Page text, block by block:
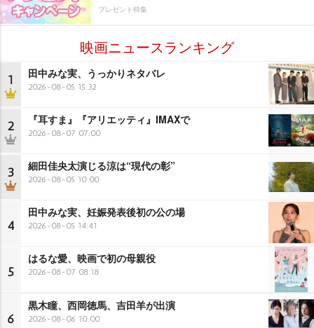
プレゼント特集
映画ニュースランキング
1 田中みな実、うっかりネタバレ
2026-08-05 15:32
2 『耳すま』『アリエッティ』IMAXで
2026-08-07 07:00
3 細田佳央太演じる涼は“現代の彰”
2026-08-05 10:00
4
田中みな実、妊娠発表後初の公の場
2026-08-05 14:41
5
はるな愛、映画で初の母親役
2026-08-07 08:18
6
黒木瞳、西岡徳馬、吉田羊が出演
2026-08-06 10:00